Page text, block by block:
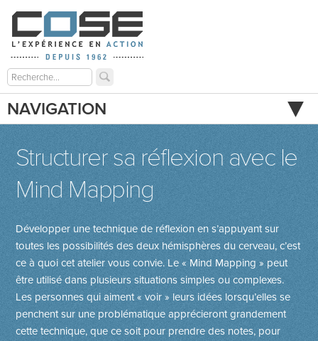
NAVIGATION
Structurer sa réflexion avec le
Mind Mapping
Développer une technique de réflexion en s’appuyant sur
toutes les possibilités des deux hémisphères du cerveau, c’est
ce à quoi cet atelier vous convie. Le « Mind Mapping » peut
être utilisé dans plusieurs situations simples ou complexes.
Les personnes qui aiment « voir » leurs idées lorsqu’elles se
penchent sur une problématique apprécieront grandement
cette technique, que ce soit pour prendre des notes, pour